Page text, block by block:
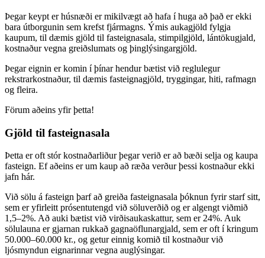
Þegar keypt er húsnæði er mikilvægt að hafa í huga að það er ekki
bara útborgunin sem krefst fjármagns. Ýmis aukagjöld fylgja
kaupum, til dæmis gjöld til fasteignasala, stimpilgjöld, lántökugjald,
kostnaður vegna greiðslumats og þinglýsingargjöld.
Þegar eignin er komin í þínar hendur bætist við reglulegur
rekstrarkostnaður, til dæmis fasteignagjöld, tryggingar, hiti, rafmagn
og fleira.
Förum aðeins yfir þetta!
Gjöld til fasteignasala
Þetta er oft stór kostnaðarliður þegar verið er að bæði selja og kaupa
fasteign. Ef aðeins er um kaup að ræða verður þessi kostnaður ekki
jafn hár.
Við sölu á fasteign þarf að greiða fasteignasala þóknun fyrir starf sitt,
sem er yfirleitt prósentutengd við söluverðið og er algengt viðmið
1,5–2%. Að auki bætist við virðisaukaskattur, sem er 24%. Auk
sölulauna er gjarnan rukkað gagnaöflunargjald, sem er oft í kringum
50.000–60.000 kr., og getur einnig komið til kostnaður við
ljósmyndun eignarinnar vegna auglýsingar.